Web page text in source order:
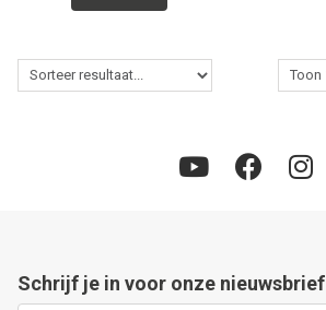
Schrijf je in voor onze nieuwsbrief